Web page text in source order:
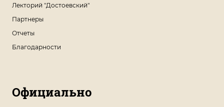
Лекторий "Достоевский"
Партнеры
Отчеты
Благодарности
Официально